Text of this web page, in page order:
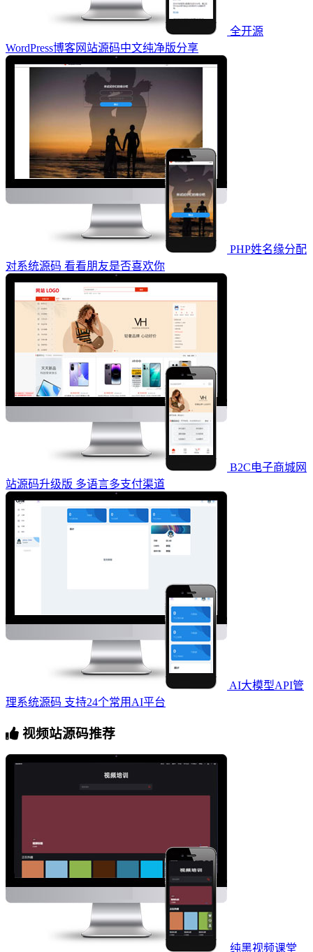
全开源
WordPress博客网站源码中文纯净版分享
PHP姓名缘分配
对系统源码 看看朋友是否喜欢你
B2C电子商城网
站源码升级版 多语言多支付渠道
AI大模型API管
理系统源码 支持24个常用AI平台
视频站源码推荐
纯黑视频课堂